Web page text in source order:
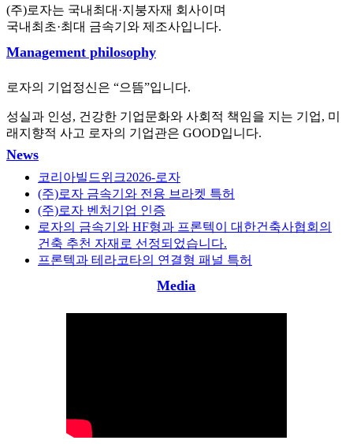
(주)로자는 국내최대·지붕자재 회사이며
국내최초·최대 금속기와 제조사입니다.
Management philosophy
로자의 기업정신은 “으뜸”입니다.
성실과 인성, 건강한 기업문화와 사회적 책임을 지는 기업, 미
래지향적 사고 로자의 기업관은 GOOD입니다.
News
코리아빌드위크2026-로자
(주)로자 금속기와 전용 브라켓 특허
(주)로자 벤처기업 인증
로자의 금속기와 HF형과 프론텍이 대한건축사협회의
건축 추천 자재로 선정되었습니다.
프론텍과 테라코타의 연결형 패널 특허
Media